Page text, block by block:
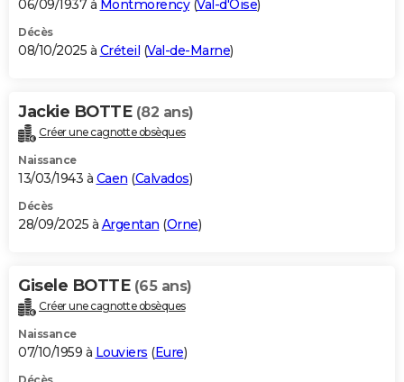
06/09/1937 à Montmorency(Val-d'Oise)
Décès
08/10/2025 à Créteil (Val-de-Marne)
Jackie BOTTE (82 ans)
Créer une cagnotte obsèques
Naissance
13/03/1943 à Caen (Calvados)
Décès
28/09/2025 à Argentan (Orne)
Gisele BOTTE (65 ans)
Créer une cagnotte obsèques
Naissance
07/10/1959 à Louviers (Eure)